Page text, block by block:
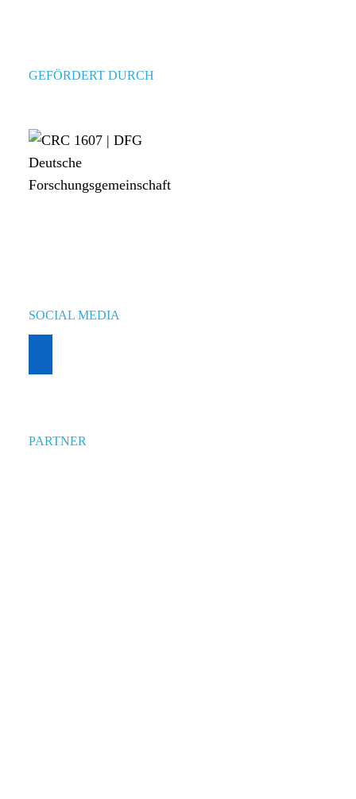
GEFÖRDERT DURCH
SOCIAL MEDIA
PARTNER